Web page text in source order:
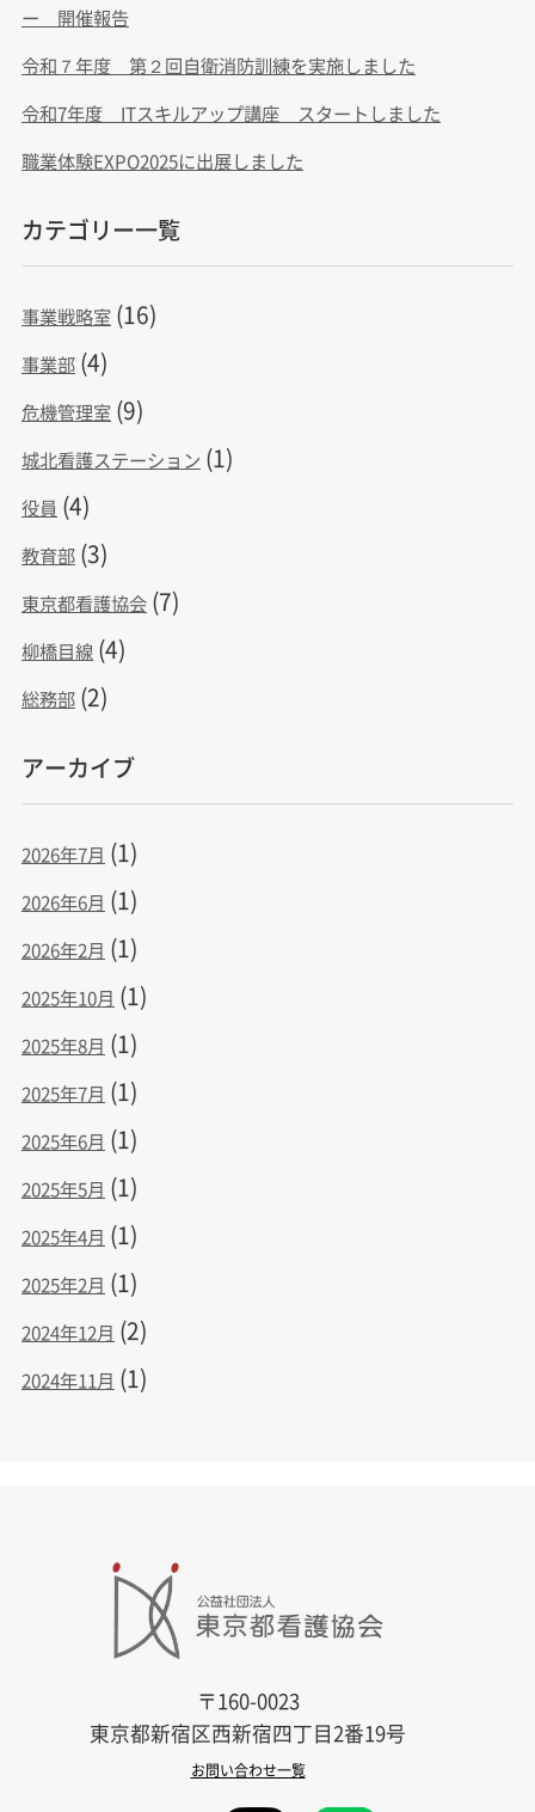
ー 開催報告
令和７年度 第２回自衛消防訓練を実施しました
令和7年度 ITスキルアップ講座 スタートしました
職業体験EXPO2025に出展しました
カテゴリー一覧
事業戦略室 (16)
事業部 (4)
危機管理室 (9)
城北看護ステーション (1)
役員 (4)
教育部 (3)
東京都看護協会 (7)
柳橋目線 (4)
総務部 (2)
アーカイブ
2026年7月 (1)
2026年6月 (1)
2026年2月 (1)
2025年10月 (1)
2025年8月 (1)
2025年7月 (1)
2025年6月 (1)
2025年5月 (1)
2025年4月 (1)
2025年2月 (1)
2024年12月 (2)
2024年11月 (1)
〒160-0023
東京都新宿区西新宿四丁目2番19号
お問い合わせ一覧